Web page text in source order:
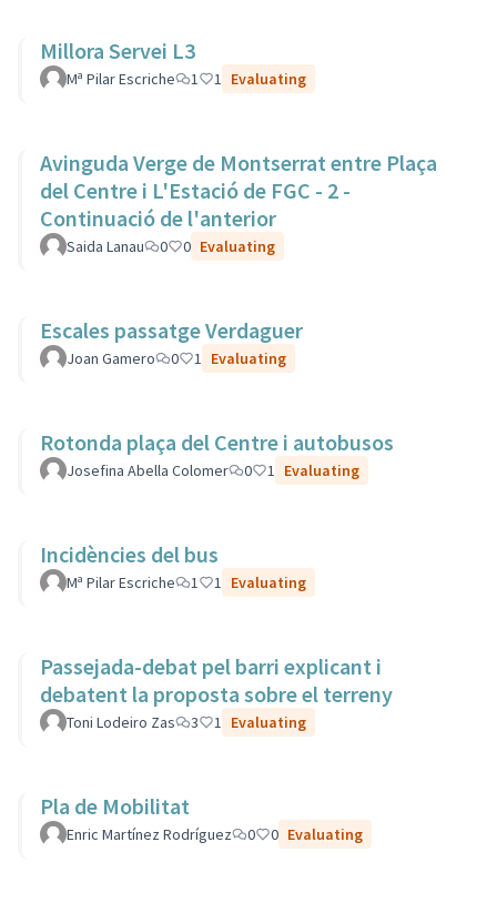
Millora Servei L3
Mª Pilar Escriche 1 1 Evaluating
Avinguda Verge de Montserrat entre Plaça
del Centre i L'Estació de FGC - 2 -
Continuació de l'anterior
Saida Lanau 0 0 Evaluating
Escales passatge Verdaguer
Joan Gamero 0 1 Evaluating
Rotonda plaça del Centre i autobusos
Josefina Abella Colomer 0 1 Evaluating
Incidències del bus
Mª Pilar Escriche 1 1 Evaluating
Passejada-debat pel barri explicant i
debatent la proposta sobre el terreny
Toni Lodeiro Zas 3 1 Evaluating
Pla de Mobilitat
Enric Martínez Rodríguez 0 0 Evaluating